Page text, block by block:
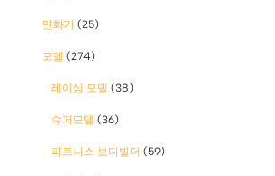
만화가 (25)
모델 (274)
레이싱 모델 (38)
슈퍼모델 (36)
피트니스 보디빌더 (59)